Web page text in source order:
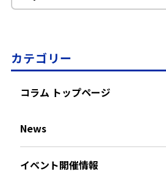
カテゴリー
コラム トップページ
News
イベント開催情報